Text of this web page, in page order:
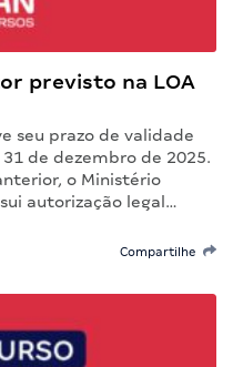
previsto na LOA
seu prazo de validade
de dezembro de 2025.
o Ministério
autorização legal…
Compartilhe